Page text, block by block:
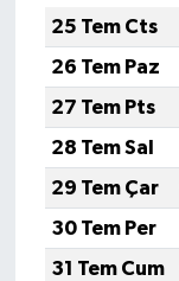
25 Tem Cts
26 Tem Paz
27 Tem Pts
28 Tem Sal
29 Tem Çar
30 Tem Per
31 Tem Cum